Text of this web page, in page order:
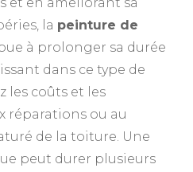
la peinture de
à prolonger sa durée
dans ce type de
les coûts et les
réparations ou au
de la toiture. Une
peut durer plusieurs